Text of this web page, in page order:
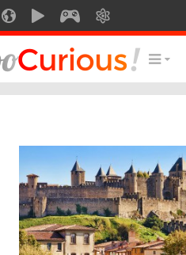
SOOFRESHSOOCURIOUSSOOMOTIONSOOGEEK
Multimédia
Style de vie
Technologie